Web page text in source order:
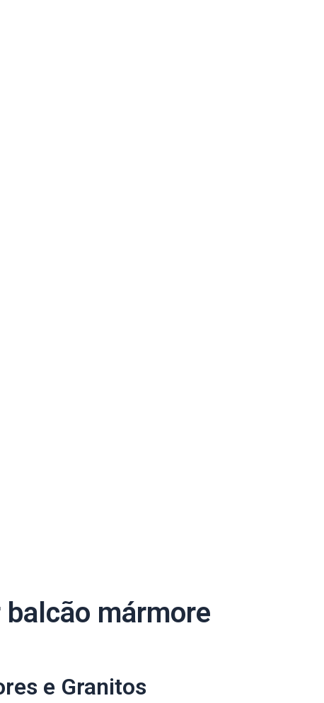
mármore
e Granitos